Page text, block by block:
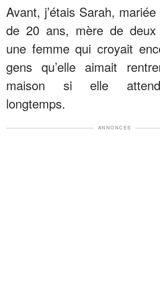
Avant, j’étais Sarah,
de 20 ans, mère de
une femme qui croyait
gens qu’elle aimait
maison si elle
longtemps.
ANNONCES